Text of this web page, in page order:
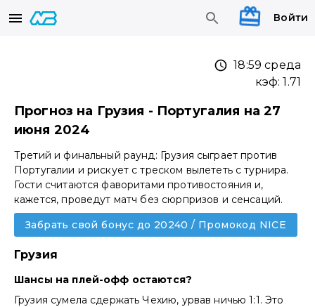
Войти
18:59 среда
кэф:1.71
Прогноз на Грузия - Португалия на 27
июня 2024
Третий и финальный раунд: Грузия сыграет против
Португалии и рискует с треском вылететь с турнира.
Гости считаются фаворитами противостояния и,
кажется, проведут матч без сюрпризов и сенсаций.
Забрать свой бонус до 20240 / Промокод NICE
Грузия
Шансы на плей-офф остаются?
Грузия сумела сдержать Чехию, урвав ничью 1:1. Это